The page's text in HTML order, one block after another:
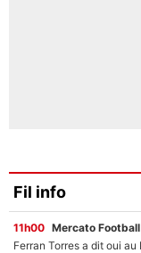
Fil info
11h00 Mercato Football